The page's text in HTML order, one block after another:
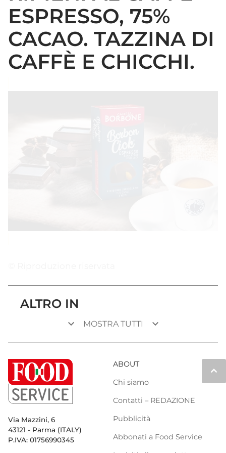
ESPRESSO, 75%
CACAO. TAZZINA DI
CAFFÈ E CHICCHI.
ALTRO IN
keyboard_arrow_down MOSTRA TUTTI keyboard_arrow_down
keyboard_arrow_up
Via Mazzini, 6
43121 - Parma (ITALY)
P.IVA: 01756990345
ABOUT
Chi siamo
Contatti – REDAZIONE
Pubblicità
Abbonati a Food Service